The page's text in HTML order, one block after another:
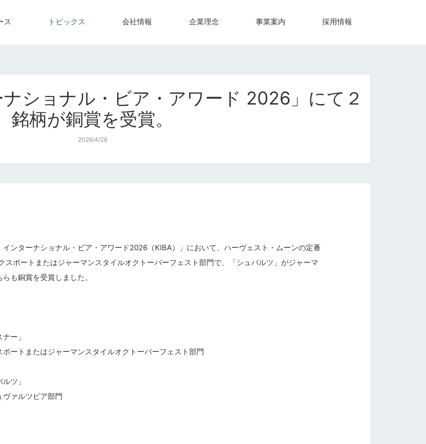
ス トピックス 会社情報 企業理念 事業案内 採用情報
ナショナル・ビア・アワード 2026」にて２
銘柄が銅賞を受賞。
2026/4/28
ンターナショナル・ビア・アワード2026（KIBA）」において、ハーヴェスト・ムーンの定番
スポートまたはジャーマンスタイルオクトーバーフェスト部門で、「シュバルツ」がジャーマ
も銅賞を受賞しました。
ー」
ートまたはジャーマンスタイルオクトーバーフェスト部門
ツ」
ァルツビア部門